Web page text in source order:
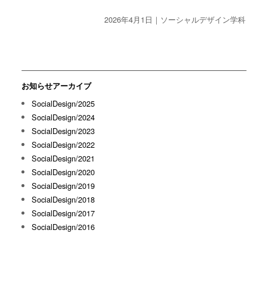
2026年4月1日｜ソーシャルデザイン学科
お知らせアーカイブ
SocialDesign/2025
SocialDesign/2024
SocialDesign/2023
SocialDesign/2022
SocialDesign/2021
SocialDesign/2020
SocialDesign/2019
SocialDesign/2018
SocialDesign/2017
SocialDesign/2016